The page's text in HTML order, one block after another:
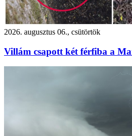
2026. augusztus 06., csütörtök
Villám csapott két férfiba a